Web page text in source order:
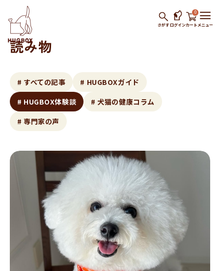
さがすログインカート
0
メニュー
読み物
# すべての記事
# HUGBOXガイド
# HUGBOX体験談
# 犬猫の健康コラム
# 専門家の声